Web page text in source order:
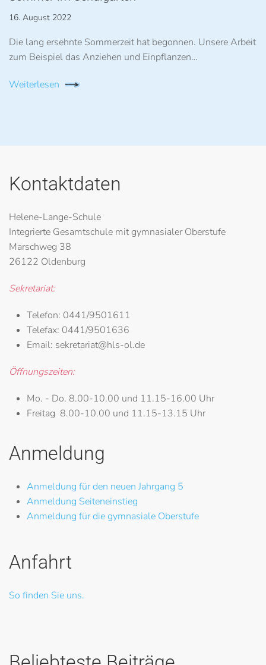
16. August 2022
Die lang ersehnte Sommerzeit hat begonnen. Unsere Arbeit
zum Beispiel das Anziehen und Einpflanzen…
Weiterlesen
Kontaktdaten
Helene-Lange-Schule
Integrierte Gesamtschule mit gymnasialer Oberstufe
Marschweg 38
26122 Oldenburg
Sekretariat:
Telefon: 0441/9501611
Telefax: 0441/9501636
Email: sekretariat@hls-ol.de
Öffnungszeiten:
Mo. - Do. 8.00-10.00 und 11.15-16.00 Uhr
Freitag 8.00-10.00 und 11.15-13.15 Uhr
Anmeldung
Anmeldung für den neuen Jahrgang 5
Anmeldung Seiteneinstieg
Anmeldung für die gymnasiale Oberstufe
Anfahrt
So finden Sie uns.